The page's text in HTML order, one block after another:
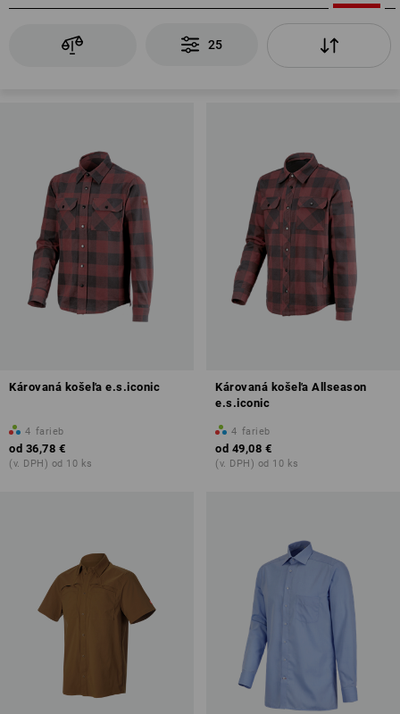
25
Károvaná košeľa e.s.iconic
4 farieb
od 36,78 €
(v. DPH) od 10 ks
Károvaná košeľa Allseason
e.s.iconic
4 farieb
od 49,08 €
(v. DPH) od 10 ks